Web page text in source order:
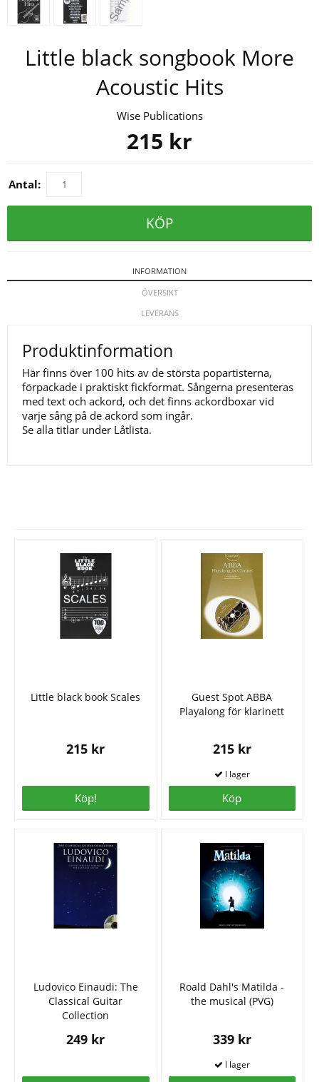
Little black songbook More
Acoustic Hits
Wise Publications
215 kr
Antal:
KÖP
INFORMATION
ÖVERSIKT
LEVERANS
Produktinformation
Här finns över 100 hits av de största popartisterna,
förpackade i praktiskt fickformat. Sångerna presenteras
med text och ackord, och det finns ackordboxar vid
varje sång på de ackord som ingår.
Se alla titlar under Låtlista.
Little black book Scales
215 kr
Köp!
Guest Spot ABBA
Playalong för klarinett
215 kr
Köp
Ludovico Einaudi: The
Classical Guitar
Collection
249 kr
Roald Dahl's Matilda -
the musical (PVG)
339 kr